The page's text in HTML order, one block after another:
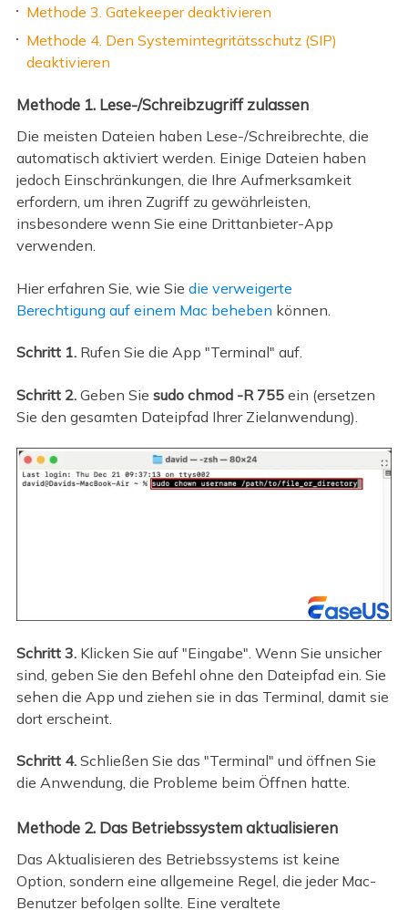
Methode 3. Gatekeeper deaktivieren
Methode 4. Den Systemintegritätsschutz (SIP)
deaktivieren
Methode 1. Lese-/Schreibzugriff zulassen
Die meisten Dateien haben Lese-/Schreibrechte, die
automatisch aktiviert werden. Einige Dateien haben
jedoch Einschränkungen, die Ihre Aufmerksamkeit
erfordern, um ihren Zugriff zu gewährleisten,
insbesondere wenn Sie eine Drittanbieter-App
verwenden.
Hier erfahren Sie, wie Sie die verweigerte
Berechtigung auf einem Mac beheben können.
Schritt 1.Rufen Sie die App "Terminal" auf.
Schritt 2. Geben Sie sudo chmod -R 755 ein (ersetzen
Sie den gesamten Dateipfad Ihrer Zielanwendung).
Schritt 3. Klicken Sie auf "Eingabe". Wenn Sie unsicher
sind, geben Sie den Befehl ohne den Dateipfad ein. Sie
sehen die App und ziehen sie in das Terminal, damit sie
dort erscheint.
Schritt 4.Schließen Sie das "Terminal" und öffnen Sie
die Anwendung, die Probleme beim Öffnen hatte.
Methode 2. Das Betriebssystem aktualisieren
Das Aktualisieren des Betriebssystems ist keine
Option, sondern eine allgemeine Regel, die jeder Mac-
Benutzer befolgen sollte. Eine veraltete